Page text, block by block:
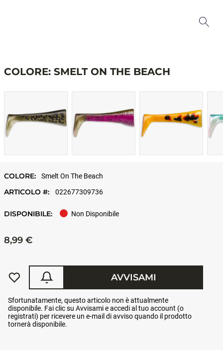
COLORE: SMELT ON THE BEACH
COLORE: Smelt On The Beach
ARTICOLO #: 022677309736
DISPONIBILE: Non Disponibile
8,99 €
Sfortunatamente, questo articolo non è attualmente
disponibile. Fai clic su Avvisami e accedi al tuo account (o
registrati) per ricevere un e-mail di avviso quando il prodotto
tornerà disponibile.
AVVISAMI